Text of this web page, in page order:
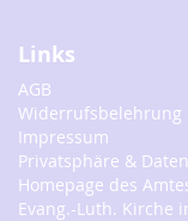
Links
AGB
Widerrufsbelehrung
Impressum
Privatsphäre &
Homepage des
Evang.-Luth. Kirche